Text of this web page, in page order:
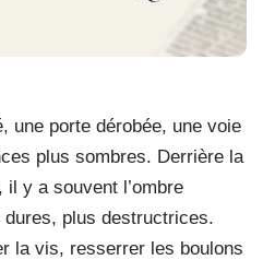
une porte dérobée, une voie
plus sombres. Derrière la
il y a souvent l’ombre
dures, plus destructrices.
la vis, resserrer les boulons